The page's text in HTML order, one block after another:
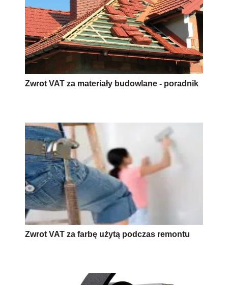
Zwrot VAT za materiały budowlane - poradnik
Zwrot VAT za farbę użytą podczas remontu